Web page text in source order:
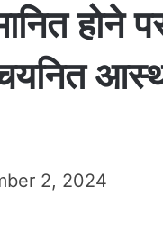
होने
2, 2024